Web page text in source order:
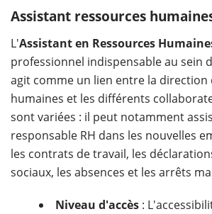
Assistant ressources
L'Assistant en Ressources
professionnel indispensable au sein
agit comme un lien entre la direction
humaines et les différents
sont variées : il peut notamment
responsable RH dans les nouvelles
les contrats de travail, les
sociaux, les absences et les arrêts
Niveau d'accès :